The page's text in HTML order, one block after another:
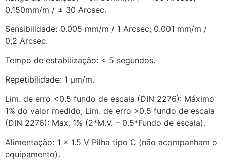
0.150mm/m / ± 30 Arcsec.
Sensibilidade: 0.005 mm/m / 1 Arcsec; 0.001 mm/m /
0,2 Arcsec.
Tempo de estabilização: < 5 segundos.
Repetibilidade: 1 µm/m.
Lim. de erro <0.5 fundo de escala (DIN 2276): Máximo
1% do valor medido; Lim. de erro >0.5 fundo de escala
(DIN 2276): Max. 1% (2*M.V. – 0.5*Fundo de escala).
Alimentação: 1 x 1.5 V Pilha tipo C (não acompanham o
equipamento).